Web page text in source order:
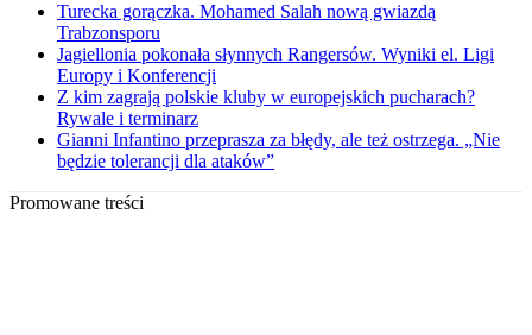
Turecka gorączka. Mohamed Salah nową gwiazdą
Trabzonsporu
Jagiellonia pokonała słynnych Rangersów. Wyniki el. Ligi
Europy i Konferencji
Z kim zagrają polskie kluby w europejskich pucharach?
Rywale i terminarz
Gianni Infantino przeprasza za błędy, ale też ostrzega. „Nie
będzie tolerancji dla ataków”
Promowane treści